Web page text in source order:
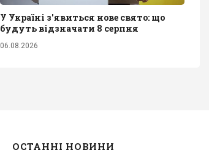
У Україні з'явиться нове свято: що
будуть відзначати 8 серпня
06.08.2026
ОСТАННІ НОВИНИ